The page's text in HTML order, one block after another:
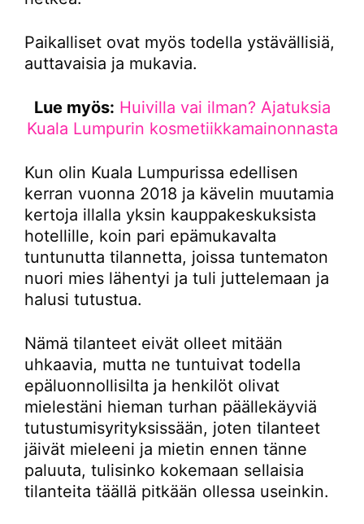
Paikalliset ovat myös todella ystävällisiä,
auttavaisia ja mukavia.
Lue myös: Huivilla vai ilman? Ajatuksia
Kuala Lumpurin kosmetiikkamainonnasta
Kun olin Kuala Lumpurissa edellisen
kerran vuonna 2018 ja kävelin muutamia
kertoja illalla yksin kauppakeskuksista
hotellille, koin pari epämukavalta
tuntunutta tilannetta, joissa tuntematon
nuori mies lähentyi ja tuli juttelemaan ja
halusi tutustua.
Nämä tilanteet eivät olleet mitään
uhkaavia, mutta ne tuntuivat todella
epäluonnollisilta ja henkilöt olivat
mielestäni hieman turhan päällekäyviä
tutustumisyrityksissään, joten tilanteet
jäivät mieleeni ja mietin ennen tänne
paluuta, tulisinko kokemaan sellaisia
tilanteita täällä pitkään ollessa useinkin.